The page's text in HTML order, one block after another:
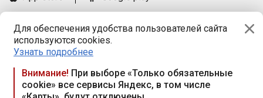
Для обеспечения удобства пользователей сайта
используются cookies.
Узнать подробнее
Внимание! При выборе «Только обязательные
cookie» все сервисы Яндекс, в том числе
Книга замечаний и предложений
Правила и документы
Praca.by © 2000—2026, ООО «ПРАЦА БАЙ»
Республика Беларусь, 220114, г. Минск, пр-т Независимости
117а, пом. № 9.